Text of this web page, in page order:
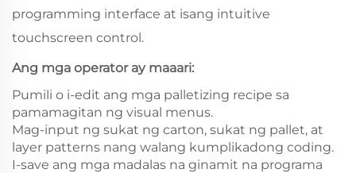
programming interface at isang intuitive
touchscreen control.
Ang mga operator ay maaari:
Pumili o i-edit ang mga palletizing recipe sa
pamamagitan ng visual menus.
Mag-input ng sukat ng carton, sukat ng pallet, at
layer patterns nang walang kumplikadong coding.
I-save ang mga madalas na ginamit na programa